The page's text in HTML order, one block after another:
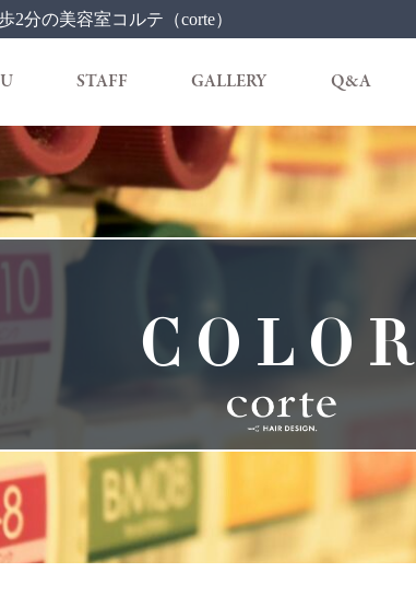
分の美容室コルテ（corte）
STAFF GALLERY Q&A
COLOR